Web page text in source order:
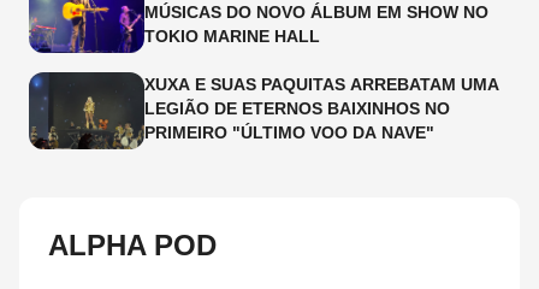
MÚSICAS DO NOVO ÁLBUM EM SHOW NO
TOKIO MARINE HALL
XUXA E SUAS PAQUITAS ARREBATAM UMA
LEGIÃO DE ETERNOS BAIXINHOS NO
PRIMEIRO "ÚLTIMO VOO DA NAVE"
ALPHA POD